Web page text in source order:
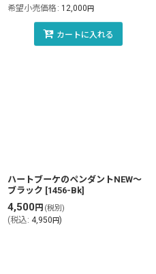
希望小売価格 : 12,000円
カートに入れる
ハートブーケのペンダントNEW〜
ブラック [1456-Bk]
4,500円 (税別)
(税込: 4,950円)